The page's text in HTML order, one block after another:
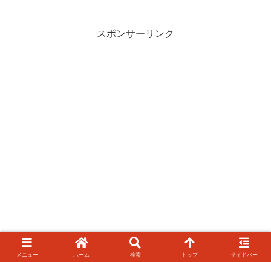
スポンサーリンク
メニュー ホーム 検索 トップ サイドバー